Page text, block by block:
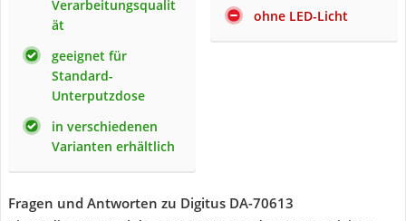
Verarbeitungsqualit
ät
geeignet für
Standard-
Unterputzdose
in verschiedenen
Varianten erhältlich
ohne LED-Licht
Fragen und Antworten zu Digitus DA-70613